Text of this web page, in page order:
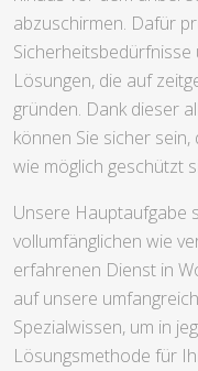
abzuschirmen. Dafür
Sicherheitsbedürfnisse
Lösungen, die auf
gründen. Dank dieser
können Sie sicher
wie möglich geschützt
Unsere Hauptaufgabe
vollumfänglichen wie
erfahrenen Dienst in
auf unsere
Spezialwissen, um in
Lösungsmethode für